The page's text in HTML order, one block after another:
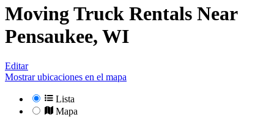
Moving Truck Rentals Near
Pensaukee, WI
Editar
Mostrar ubicaciones en el mapa
Lista
Mapa